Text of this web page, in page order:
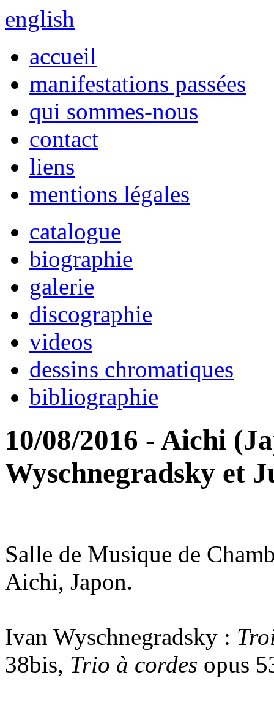
english
accueil
manifestations passées
qui sommes-nous
contact
liens
mentions légales
catalogue
biographie
galerie
discographie
videos
dessins chromatiques
bibliographie
10/08/2016 - Aichi
Wyschnegradsky et
Salle de Musique de
Aichi, Japon.
Ivan Wyschnegradsky :
38bis, Trio à cordes opus